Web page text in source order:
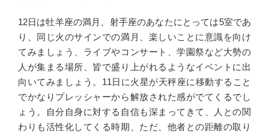
12日は牡羊座の満月、射手座のあなたにとっては5室であ
り、同じ火のサインでの満月、楽しいことに意識を向け
てみましょう、ライブやコンサート、学園祭など大勢の
人が集まる場所、皆で盛り上がれるようなイベントに出
向いてみましょう。11日に火星が天秤座に移動すること
でかなりプレッシャーから解放された感がでてくるでし
ょう。自分自身に対する自信も深まってきて、人との関
わりも活性化してくる時期、ただ、他者との距離の取り